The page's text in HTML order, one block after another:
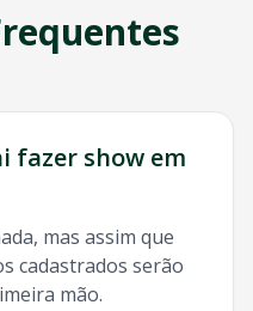
fazer show em
mas assim que
cadastrados serão
mão.